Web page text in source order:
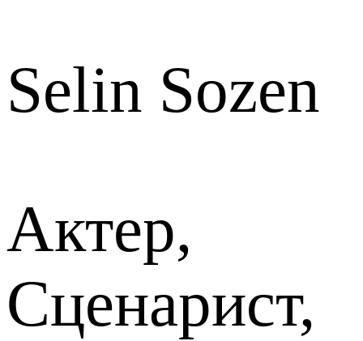
Selin Sozen
Актер,
Сценарист,